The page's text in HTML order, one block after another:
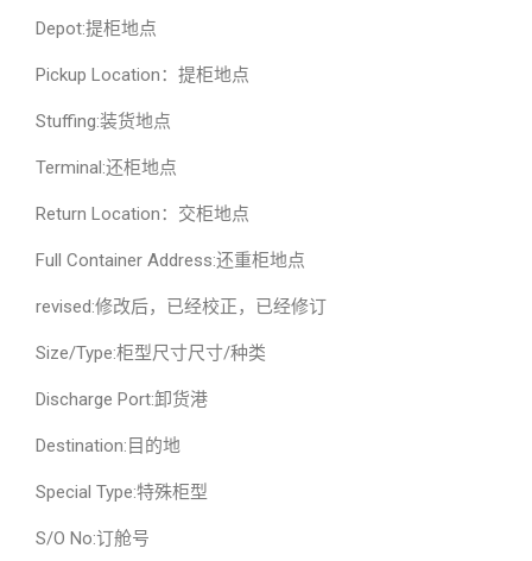
Depot:提柜地点
Pickup Location：提柜地点
Stuffing:装货地点
Terminal:还柜地点
Return Location：交柜地点
Full Container Address:还重柜地点
revised:修改后，已经校正，已经修订
Size/Type:柜型尺寸尺寸/种类
Discharge Port:卸货港
Destination:目的地
Special Type:特殊柜型
S/O No:订舱号